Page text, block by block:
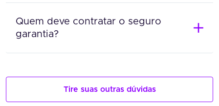
Quem deve contratar o seguro
garantia?
Tire suas outras dúvidas